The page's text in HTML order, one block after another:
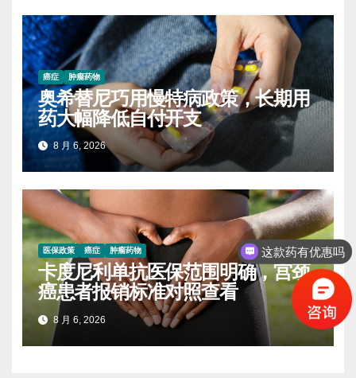
癌症 肿瘤药物
奥希替尼巧用慢特病政策，长期用
药大幅降低自付开支
8 月 6, 2026
医保政策 癌症 肿瘤药物
卡度尼利单抗医保范围明确，宫颈
癌患者报销标准对照查看
8 月 6, 2026
这款药有优惠吗